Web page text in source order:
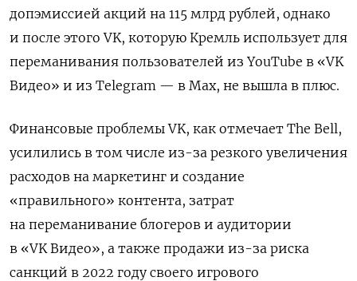
допэмиссией акций на 115 млрд рублей, однако
и после этого VK, которую Кремль использует для
переманивания пользователей из YouTube в «VK
Видео» и из Telegram — в Мах, не вышла в плюс.
Финансовые проблемы VK, как отмечает The Bell,
усилились в том числе из-за резкого увеличения
расходов на маркетинг и создание
«правильного» контента, затрат
на переманивание блогеров и аудитории
в «VK Видео», а также продажи из-за риска
санкций в 2022 году своего игрового